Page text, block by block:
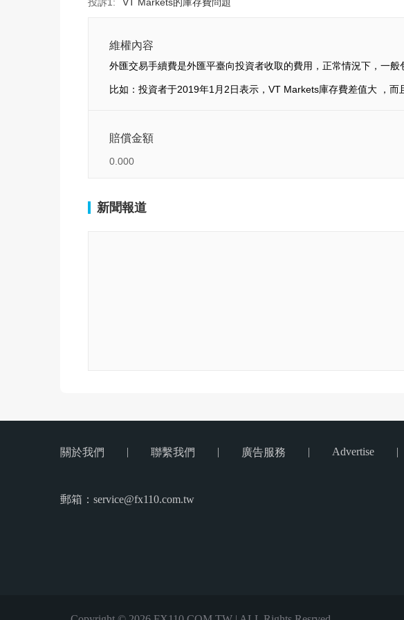
維權內容
外匯交易手續費是外匯平臺向投資者收取的費用，正常情況下，一
比如：投資者于2019年1月2日表示，VT Markets庫存費差值大 ，而
賠償金額
0.000
新聞報道
關於我們 | 聯繫我們 | 廣告服務 | Advertise |
郵箱：service@fx110.com.tw